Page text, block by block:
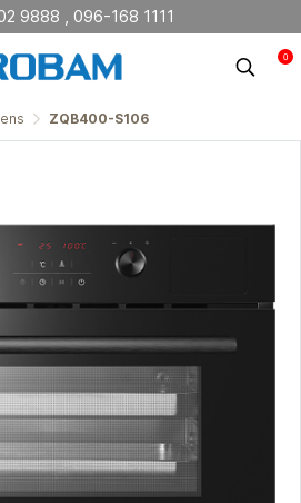
9888 , 096-168 1111
0
ZQB400-S106